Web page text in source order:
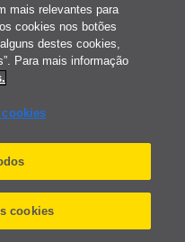
mais relevantes para
cookies nos botões
destes cookies,
Para mais informação
cookies
cookies